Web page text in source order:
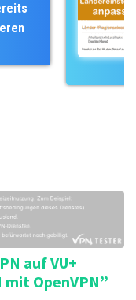
auf VU+
mit OpenVPN”